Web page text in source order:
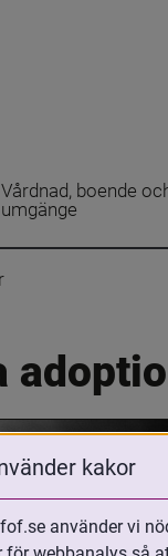
Vårdnad, boende
umgänge
kakor
använder vi